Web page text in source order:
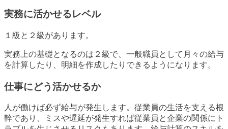
実務に活かせるレベル
１級と２級があります。
実務上の基礎となるのは２級で、一般職員として月々の給与
を計算したり、明細を作成したりできるようになります。
仕事にどう活かせるか
人が働けば必ず給与が発生します。従業員の生活を支える根
幹であり、ミスや遅延が発生すれば従業員と企業の関係にト